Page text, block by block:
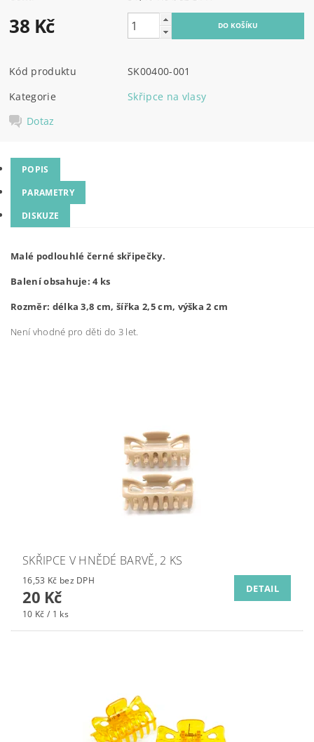
38 Kč
Kód produktu
SK00400-001
Kategorie
Skřipce na vlasy
Dotaz
POPIS
PARAMETRY
DISKUZE
Malé podlouhlé černé skřipečky.
Balení obsahuje: 4 ks
Rozměr: délka 3,8 cm, šířka 2,5 cm, výška 2 cm
Není vhodné pro děti do 3 let.
SKŘIPCE V HNĚDÉ BARVĚ, 2 KS
16,53 Kč bez DPH
20 Kč
10 Kč / 1 ks
DETAIL